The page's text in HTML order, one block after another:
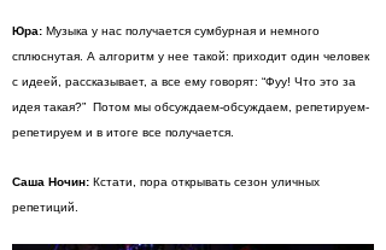
Юра: Музыка у нас получается сумбурная и немного
сплюснутая. А алгоритм у нее такой: приходит один человек
с идеей, рассказывает, а все ему говорят: “Фуу! Что это за
идея такая?” Потом мы обсуждаем-обсуждаем, репетируем-
репетируем и в итоге все получается.
Саша Ночин: Кстати, пора открывать сезон уличных
репетиций.